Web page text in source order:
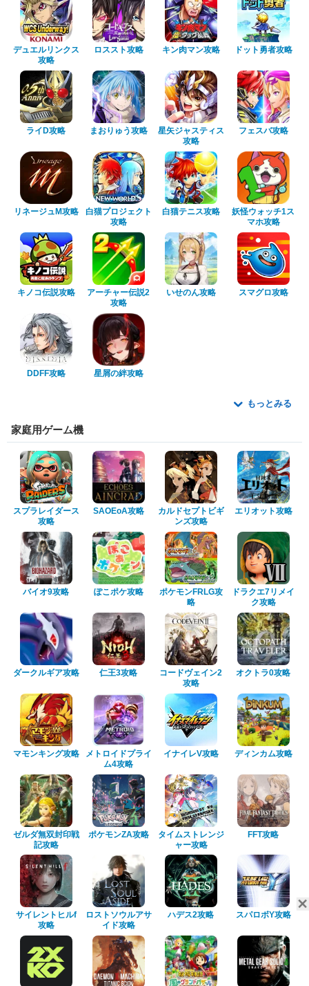
デュエルリンクス
攻略
ロススト攻略 キン肉マン攻略 ドット勇者攻略
ライD攻略 まおりゅう攻略
星矢ジャスティス
攻略
フェスバ攻略
リネージュM攻略
白猫プロジェクト
攻略
白猫テニス攻略
妖怪ウォッチ1ス
マホ攻略
キノコ伝説攻略
アーチャー伝説2
攻略
いせのん攻略 スマグロ攻略
DDFF攻略 星屑の絆攻略
もっとみる
家庭用ゲーム機
スプラレイダース
攻略
SAOEoA攻略
カルドセプトビギ
ンズ攻略
エリオット攻略
バイオ9攻略 ぽこポケ攻略
ポケモンFRLG攻
略
ドラクエ7リメイ
ク攻略
ダークルギア攻略 仁王3攻略
コードヴェイン2
攻略
オクトラ0攻略
マモンキング攻略
メトロイドプライ
ム4攻略
イナイレV攻略 ディンカム攻略
ゼルダ無双封印戦
記攻略
ポケモンZA攻略
タイムストレンジ
ャー攻略
FFT攻略
サイレントヒルf
攻略
ロストソウルアサ
イド攻略
ハデス2攻略 スパロボY攻略